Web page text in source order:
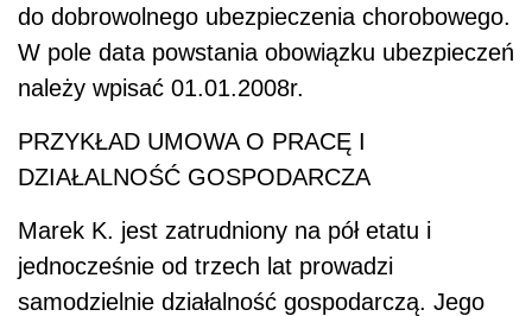
do dobrowolnego ubezpieczenia chorobowego.
W pole data powstania obowiązku ubezpieczeń
należy wpisać 01.01.2008r.
PRZYKŁAD UMOWA O PRACĘ I
DZIAŁALNOŚĆ GOSPODARCZA
Marek K. jest zatrudniony na pół etatu i
jednocześnie od trzech lat prowadzi
samodzielnie działalność gospodarczą. Jego